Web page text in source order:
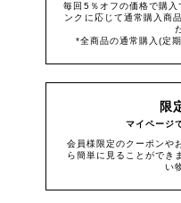
毎回5％オフの価格で購
ンクに応じて通常購入商
*全商品の通常購入(定
限
マイページ
会員様限定のクーポンや
ら簡単に見ることができ
い